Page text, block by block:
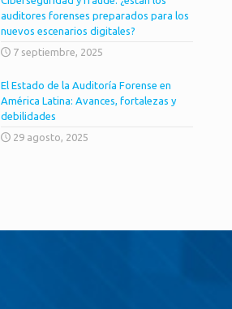
auditores forenses preparados para los
nuevos escenarios digitales?
7 septiembre, 2025
El Estado de la Auditoría Forense en
América Latina: Avances, fortalezas y
debilidades
29 agosto, 2025